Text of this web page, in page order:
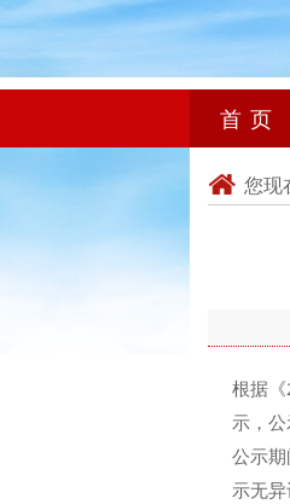
首 页
您现
根据
示，公
公示
示无异